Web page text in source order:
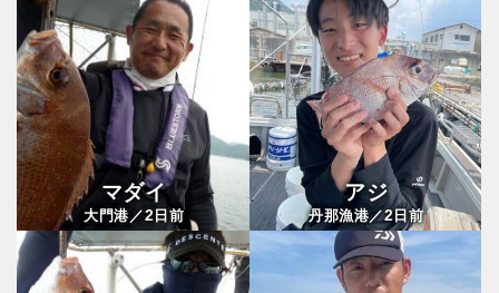
マダイ
大門港／2 日前
アジ
丹那漁港／2日前